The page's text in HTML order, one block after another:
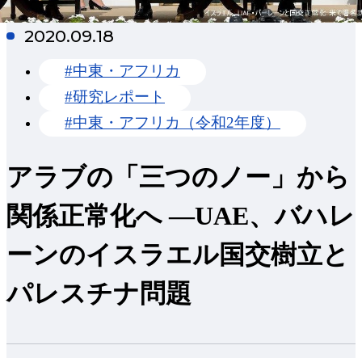
2020.09.18
#中東・アフリカ
#研究レポート
#中東・アフリカ（令和2年度）
アラブの「三つのノー」から
関係正常化へ —UAE、バハレ
ーンのイスラエル国交樹立と
パレスチナ問題